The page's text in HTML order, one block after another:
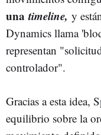
unatimeline, y
Dynamics llama
representan
controlador".
Gracias a esta idea,
equilibrio sobre la